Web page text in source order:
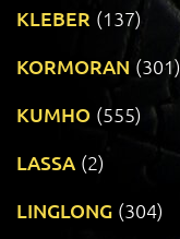
KLEBER (137)
KORMORAN (301)
KUMHO (555)
LASSA (2)
LINGLONG (304)